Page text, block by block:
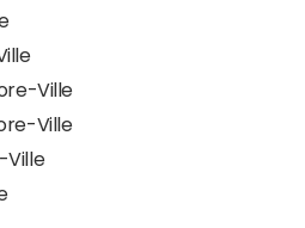
Ville
Ville
Ville